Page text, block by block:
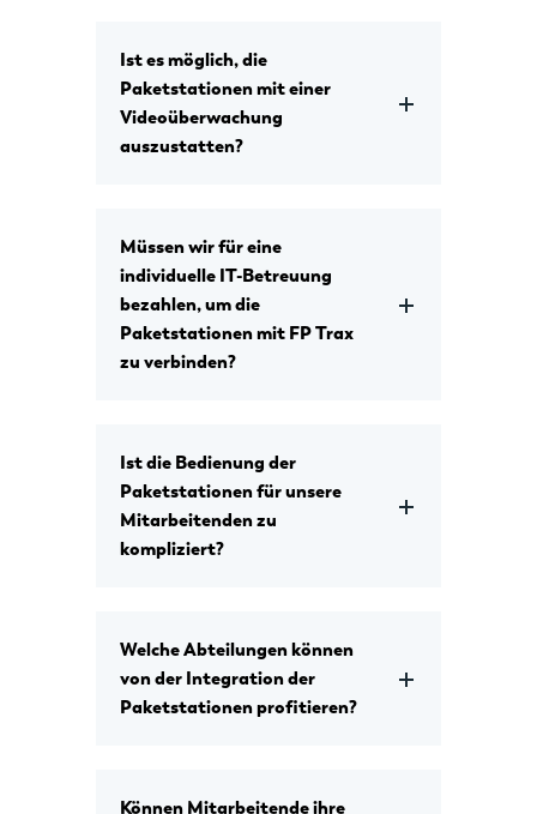
Ist es möglich, die
Paketstationen mit einer
Videoüberwachung
auszustatten?
Müssen wir für eine
individuelle IT-Betreuung
bezahlen, um die
Paketstationen mit FP Trax
zu verbinden?
Ist die Bedienung der
Paketstationen für unsere
Mitarbeitenden zu
kompliziert?
Welche Abteilungen können
von der Integration der
Paketstationen profitieren?
Können Mitarbeitende ihre